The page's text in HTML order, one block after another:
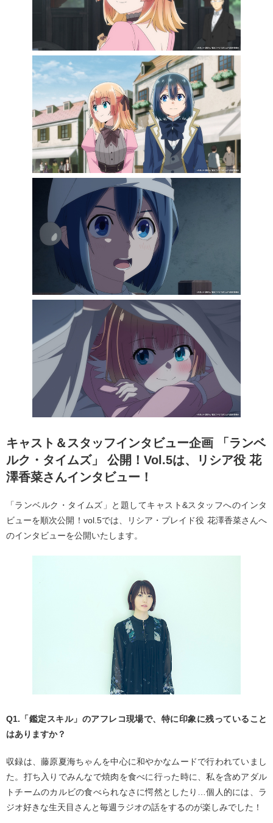
キャスト＆スタッフインタビュー企画 「ランベ
ルク・タイムズ」 公開！Vol.5は、リシア役 花
澤香菜さんインタビュー！
「ランベルク・タイムズ」と題してキャスト&スタッフへのインタ
ビューを順次公開！vol.5では、リシア・プレイド役 花澤香菜さんへ
のインタビューを公開いたします。
Q1.「鑑定スキル」のアフレコ現場で、特に印象に残っていること
はありますか？
収録は、藤原夏海ちゃんを中心に和やかなムードで行われていまし
た。打ち入りでみんなで焼肉を食べに行った時に、私を含めアダル
トチームのカルビの食べられなさに愕然としたり…個人的には、ラ
ジオ好きな生天目さんと毎週ラジオの話をするのが楽しみでした！